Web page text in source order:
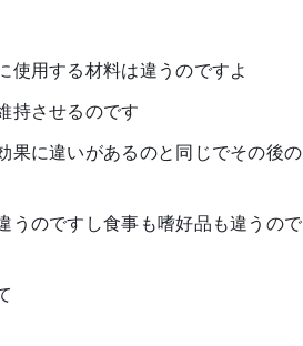
使用する材料は違うのですよ
持させるのです
果に違いがあるのと同じでその後の
うのですし食事も嗜好品も違うので